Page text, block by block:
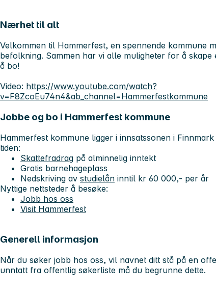
Nærhet til alt
Velkommen til Hammerfest, en spennende kommune
befolkning. Sammen har vi alle muligheter for å
å bo!
Video: https://www.youtube.com/watch?
v=F8ZcoEu74n4&ab_channel=Hammerfestkommune
Jobbe og bo i Hammerfest kommune
Hammerfest kommune ligger i innsatssonen i
tiden:
Skattefradrag på alminnelig inntekt
Gratis barnehageplass
Nedskriving av studielån inntil kr 60 000,- per år
Nyttige nettsteder å besøke:
Jobb hos oss
Visit Hammerfest
Generell informasjon
Når du søker jobb hos oss, vil navnet ditt stå på en
unntatt fra offentlig søkerliste må du begrunne dette.